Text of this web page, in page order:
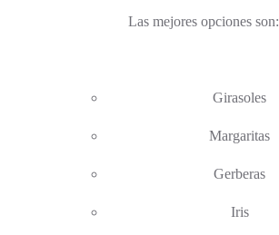
Las mejores opciones son:
Girasoles
Margaritas
Gerberas
Iris